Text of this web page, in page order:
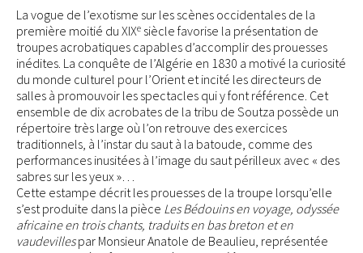
La vogue de l’exotisme sur les scènes occidentales de la
première moitié du XIXe siècle favorise la présentation de
troupes acrobatiques capables d’accomplir des prouesses
inédites. La conquête de l’Algérie en 1830 a motivé la curiosité
du monde culturel pour l’Orient et incité les directeurs de
salles à promouvoir les spectacles qui y font référence. Cet
ensemble de dix acrobates de la tribu de Soutza possède un
répertoire très large où l’on retrouve des exercices
traditionnels, à l’instar du saut à la batoude, comme des
performances inusitées à l’image du saut périlleux avec « des
sabres sur les yeux »…
Cette estampe décrit les prouesses de la troupe lorsqu’elle
s’est produite dans la pièce Les Bédouins en voyage, odyssée
africaine en trois chants, traduits en bas breton et en
vaudevillespar Monsieur Anatole de Beaulieu, représentée